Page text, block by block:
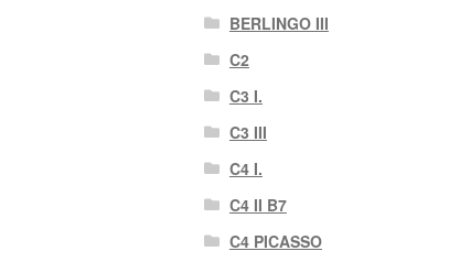
BERLINGO III
C2
C3 I.
C3 III
C4 I.
C4 II B7
C4 PICASSO